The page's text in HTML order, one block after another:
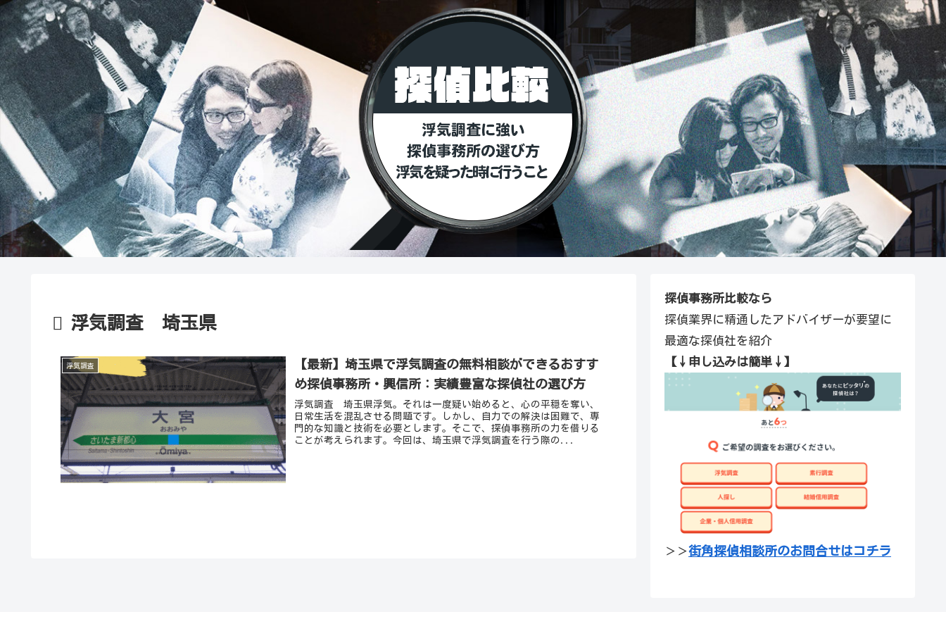
浮気調査 埼玉県
浮気調査
【最新】埼玉県で浮気調査の無料相談ができるおすす
め探偵事務所・興信所：実績豊富な探偵社の選び方
浮気調査 埼玉県浮気。それは一度疑い始めると、心の平穏を奪い、
日常生活を混乱させる問題です。しかし、自力での解決は困難で、専
門的な知識と技術を必要とします。そこで、探偵事務所の力を借りる
ことが考えられます。今回は、埼玉県で浮気調査を行う際の...
探偵事務所比較なら
探偵業界に精通したアドバイザーが要望に
最適な探偵社を紹介
【↓申し込みは簡単↓】
＞＞街角探偵相談所のお問合せはコチラ